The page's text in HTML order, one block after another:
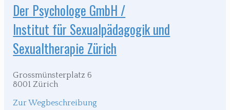
Der Psychologe GmbH /
Institut für Sexualpädagogik und
Sexualtherapie Zürich
Grossmünsterplatz 6
8001 Zürich
Zur Wegbeschreibung